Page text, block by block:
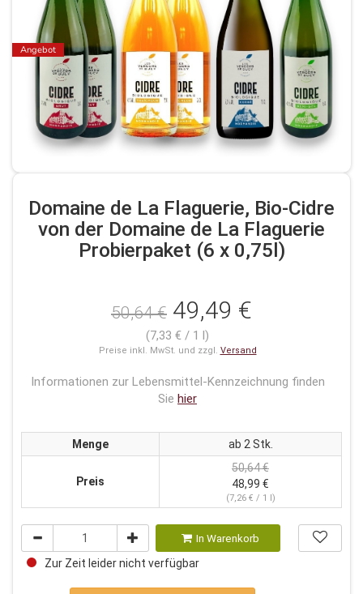
Angebot
Domaine de La Flaguerie, Bio-Cidre
von der Domaine de La Flaguerie
Probierpaket (6 x 0,75l)
50,64 € 49,49 €
(7,33 € / 1 l)
Preise inkl. MwSt. und zzgl. Versand
Informationen zur Lebensmittel-Kennzeichnung finden
Sie hier
Menge ab 2 Stk.
Preis
50,64 €
48,99 €
(7,26 € / 1 l)
In Warenkorb
Zur Zeit leider nicht verfügbar